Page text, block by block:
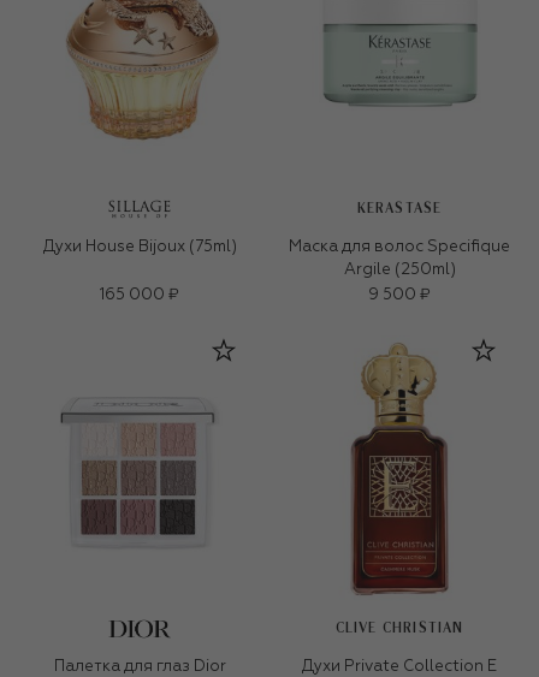
Духи House Bijoux (75ml)
165 000 ₽
KERASTASE
Маска для волос Specifique
Argile (250ml)
9 500 ₽
Палетка для глаз Dior
CLIVE CHRISTIAN
Духи Private Collection E